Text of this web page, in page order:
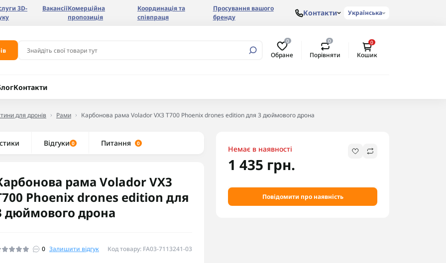
3D-
ВакансіїКомерційна
пропозиція
Координація та
співпраця
Просування вашого
бренду
Контакти Українська
0
Обране
0
Порівняти
0
Кошик
Контакти
для дронів Рами Карбонова рама Volador VX3 T700 Phoenix drones edition для 3 дюймового дрона
Відгуки 0 Питання 0
рама Volador VX3
Phoenix drones edition для
дюймового дрона
0 Залишити відгук Код товару: FA03-7113241-03
Немає в наявності
1 435 грн.
Повідомити про наявність